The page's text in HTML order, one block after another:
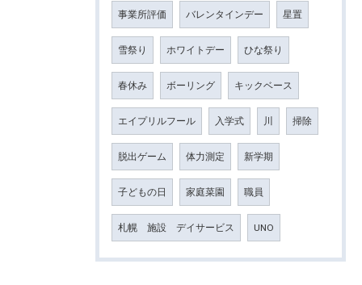
事業所評価 バレンタインデー 星置
雪祭り ホワイトデー ひな祭り
春休み ボーリング キックベース
エイプリルフール 入学式 川 掃除
脱出ゲーム 体力測定 新学期
子どもの日 家庭菜園 職員
札幌 施設 デイサービス UNO